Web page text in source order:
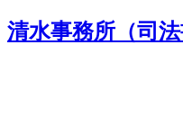
清水事務所（司法